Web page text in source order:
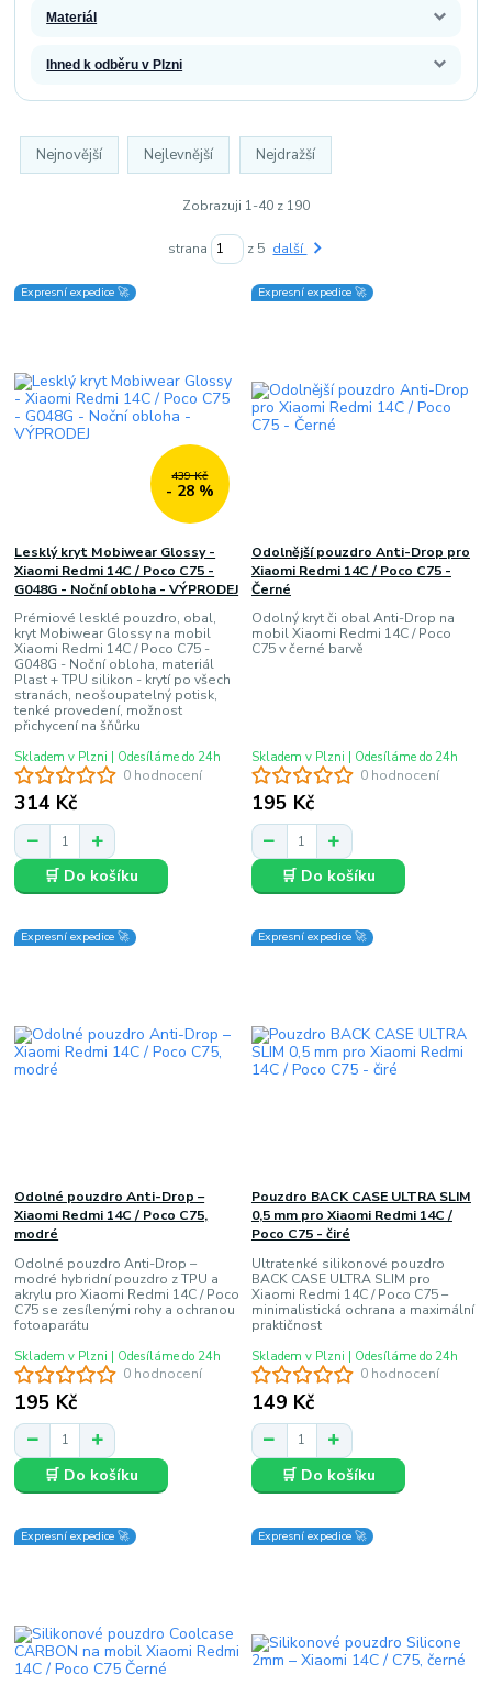
Materiál
Ihned k odběru v Plzni
Nejnovější Nejlevnější Nejdražší
Zobrazuji 1-40 z 190
strana z 5 další
Expresní expedice 🚀
439 Kč
- 28 %
0 hodnocení
Lesklý kryt Mobiwear Glossy -
Xiaomi Redmi 14C / Poco C75 -
G048G - Noční obloha - VÝPRODEJ
Prémiové lesklé pouzdro, obal,
kryt Mobiwear Glossy na mobil
Xiaomi Redmi 14C / Poco C75 -
G048G - Noční obloha, materiál
Plast + TPU silikon - krytí po všech
stranách, neošoupatelný potisk,
tenké provedení, možnost
přichycení na šňůrku
314 Kč
Skladem v Plzni | Odesíláme do 24h
🛒 Do košíku
Expresní expedice 🚀
0 hodnocení
Odolnější pouzdro Anti-Drop pro
Xiaomi Redmi 14C / Poco C75 -
Černé
Odolný kryt či obal Anti-Drop na
mobil Xiaomi Redmi 14C / Poco
C75 v černé barvě
195 Kč
Skladem v Plzni | Odesíláme do 24h
🛒 Do košíku
Expresní expedice 🚀
0 hodnocení
Odolné pouzdro Anti-Drop –
Xiaomi Redmi 14C / Poco C75,
modré
Odolné pouzdro Anti-Drop –
modré hybridní pouzdro z TPU a
akrylu pro Xiaomi Redmi 14C / Poco
C75 se zesílenými rohy a ochranou
fotoaparátu
195 Kč
Skladem v Plzni | Odesíláme do 24h
🛒 Do košíku
Expresní expedice 🚀
0 hodnocení
Pouzdro BACK CASE ULTRA SLIM
0,5 mm pro Xiaomi Redmi 14C /
Poco C75 - čiré
Ultratenké silikonové pouzdro
BACK CASE ULTRA SLIM pro
Xiaomi Redmi 14C / Poco C75 –
minimalistická ochrana a maximální
praktičnost
149 Kč
Skladem v Plzni | Odesíláme do 24h
🛒 Do košíku
Expresní expedice 🚀 Expresní expedice 🚀